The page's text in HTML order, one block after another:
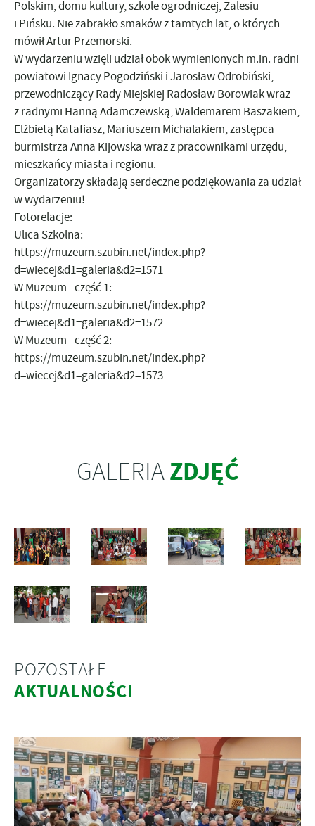
Polskim, domu kultury, szkole ogrodniczej, Zalesiu
i Pińsku. Nie zabrakło smaków z tamtych lat, o których
mówił Artur Przemorski.
W wydarzeniu wzięli udział obok wymienionych m.in. radni
powiatowi Ignacy Pogodziński i Jarosław Odrobiński,
przewodniczący Rady Miejskiej Radosław Borowiak wraz
z radnymi Hanną Adamczewską, Waldemarem Baszakiem,
Elżbietą Katafiasz, Mariuszem Michalakiem, zastępca
burmistrza Anna Kijowska wraz z pracownikami urzędu,
mieszkańcy miasta i regionu.
Organizatorzy składają serdeczne podziękowania za udział
w wydarzeniu!
Fotorelacje:
Ulica Szkolna:
https://muzeum.szubin.net/index.php?
d=wiecej&d1=galeria&d2=1571
W Muzeum - część 1:
https://muzeum.szubin.net/index.php?
d=wiecej&d1=galeria&d2=1572
W Muzeum - część 2:
https://muzeum.szubin.net/index.php?
d=wiecej&d1=galeria&d2=1573
GALERIAZDJĘĆ
POZOSTAŁE
AKTUALNOŚCI